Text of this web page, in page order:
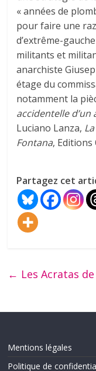
« années de
pour faire une
d’extrême-
militants et
anarchiste
étage du
notamment la
accidentelle d’un
Luciano Lanza,
Fontana, Editions
Partagez cet
← Les Acratas
Mentions légales
Politique de